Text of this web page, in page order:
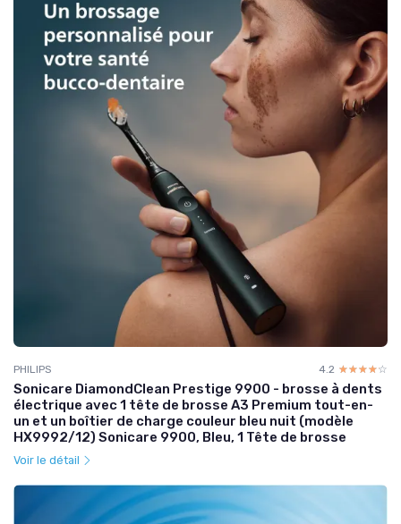
PHILIPS 4.2 ☆☆☆☆☆
★★★★★
Sonicare DiamondClean Prestige 9900 - brosse à dents
électrique avec 1 tête de brosse A3 Premium tout-en-
un et un boîtier de charge couleur bleu nuit (modèle
HX9992/12) Sonicare 9900, Bleu, 1 Tête de brosse
Voir le détail